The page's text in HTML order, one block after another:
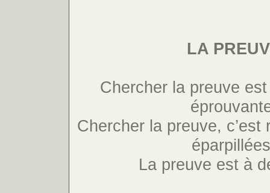
LA
Chercher la preuve
Chercher la preuve, c’est
La preuve est à